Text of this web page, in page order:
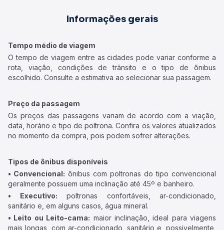
Informações gerais
Tempo médio de viagem
O tempo de viagem entre as cidades pode variar conforme a
rota, viação, condições de trânsito e o tipo de ônibus
escolhido. Consulte a estimativa ao selecionar sua passagem.
Preço da passagem
Os preços das passagens variam de acordo com a viação,
data, horário e tipo de poltrona. Confira os valores atualizados
no momento da compra, pois podem sofrer alterações.
Tipos de ônibus disponíveis
• Convencional: ônibus com poltronas do tipo convencional
geralmente possuem uma inclinação até 45º e banheiro.
• Executivo: poltronas confortáveis, ar-condicionado,
sanitário e, em alguns casos, água mineral.
• Leito ou Leito-cama: maior inclinação, ideal para viagens
mais longas, com ar-condicionado, sanitário e, possivelmente,